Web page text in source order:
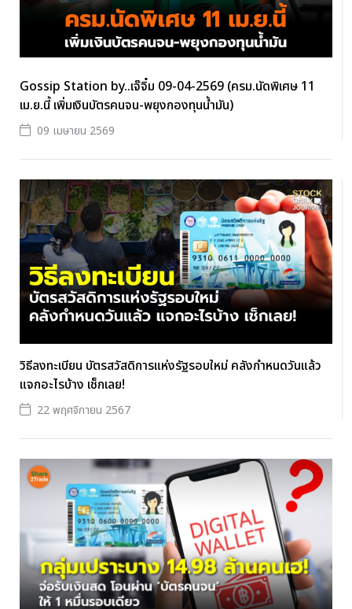
Gossip Station by..เจ๊จิ๋ม 09-04-2569 (ครม.นัดพิเศษ 11
เม.ย.นี้ เพิ่มเงินบัตรคนจน-พยุงกองทุนน้ำมัน)
09 เมษายน 2569
วิธีลงทะเบียน บัตรสวัสดิการแห่งรัฐรอบใหม่ คลังกำหนดวันแล้ว
แจกอะไรบ้าง เช็กเลย!
22 พฤศจิกายน 2567